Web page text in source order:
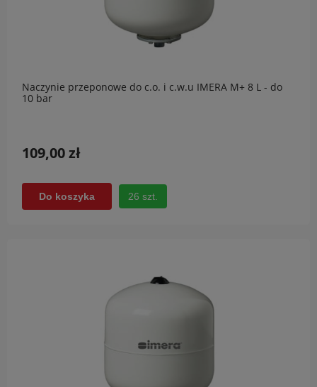
Naczynie przeponowe do c.o. i c.w.u IMERA M+ 8 L - do
10 bar
109,00 zł
Do koszyka 26 szt.